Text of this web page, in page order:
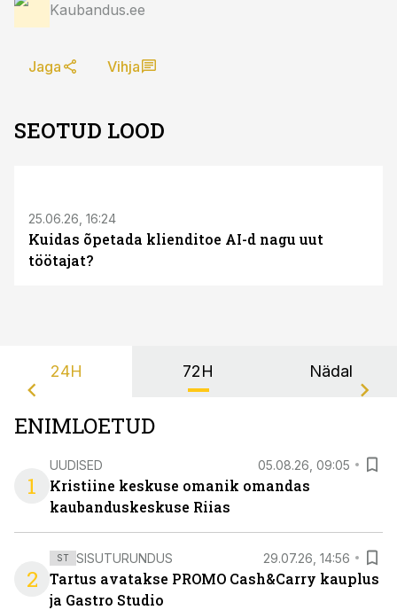
Kaubandus.ee
Jaga Vihja
SEOTUD LOOD
25.06.26, 16:24
Kuidas õpetada klienditoe AI-d nagu uut
töötajat?
24H 72H Nädal
ENIMLOETUD
1
UUDISED 05.08.26, 09:05
Kristiine keskuse omanik omandas
kaubanduskeskuse Riias
2
ST SISUTURUNDUS 29.07.26, 14:56
Tartus avatakse PROMO Cash&Carry kauplus
ja Gastro Studio